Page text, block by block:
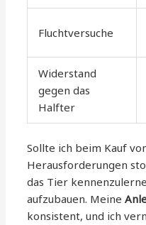
Fluchtversuche
Widerstand
gegen das
Halfter
Sollte ich beim Kauf
Herausforderungen
das Tier
aufzubauen. Meine
konsistent, und ich